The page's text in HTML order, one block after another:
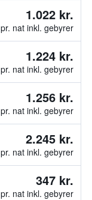
1.022 kr.
pr. nat inkl. gebyrer
1.224 kr.
pr. nat inkl. gebyrer
1.256 kr.
pr. nat inkl. gebyrer
2.245 kr.
pr. nat inkl. gebyrer
347 kr.
pr. nat inkl. gebyrer